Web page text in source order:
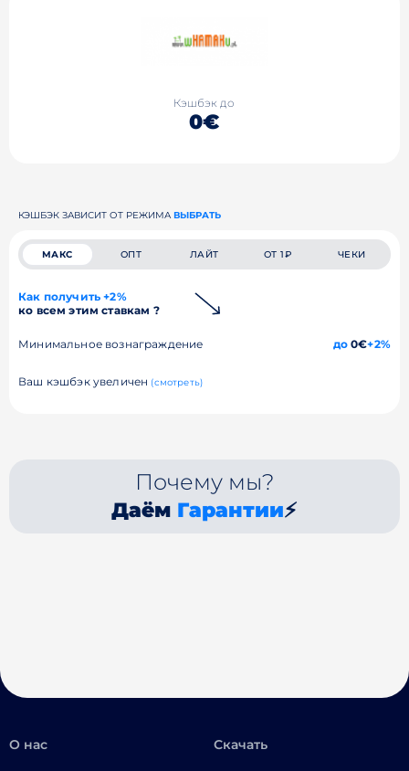
Кэшбэк до
0€
КЭШБЭК ЗАВИСИТ ОТ РЕЖИМА ВЫБРАТЬ
МАКС ОПТ ЛАЙТ ОТ 1₽ ЧЕКИ
Как получить +2%
ко всем этим ставкам ?
Минимальное вознаграждение до0€+2%
Ваш кэшбэк увеличен (смотреть)
Почему мы?
Даём Гарантии⚡
О нас Скачать